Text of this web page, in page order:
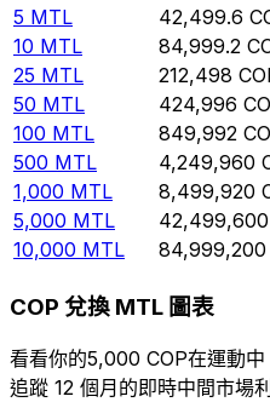
5 MTL 42,499.6
10 MTL 84,999.2
25 MTL 212,498
50 MTL 424,996
100 MTL 849,992
500 MTL 4,249,960
1,000 MTL 8,499,920
5,000 MTL 42,499,600
10,000 MTL 84,999,200
COP 兌換 MTL 圖表
看看你的5,000 COP在運動
追蹤 12 個月的即時中間市場